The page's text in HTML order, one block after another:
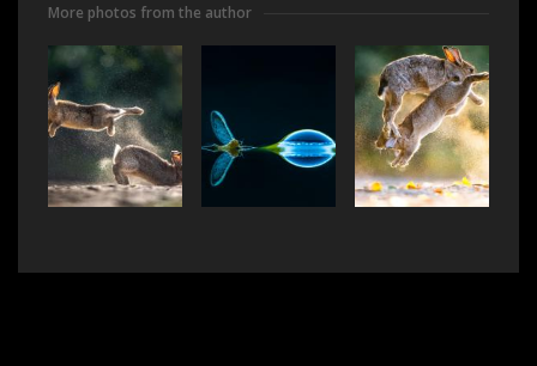
More photos from the author